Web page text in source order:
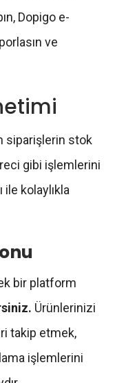
Dopigo e-
ve
siparişlerin stok
gibi işlemlerini
kolaylıkla
bir platform
Ürünlerinizi
takip etmek,
işlemlerini